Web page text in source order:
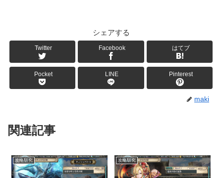
シェアする
Twitter Facebook はてブ
Pocket LINE Pinterest
maki
関連記事
攻略研究 攻略研究